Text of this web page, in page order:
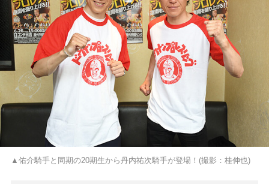
▲佑介騎手と同期の20期生から丹内祐次騎手が登場！(撮影：桂伸也)